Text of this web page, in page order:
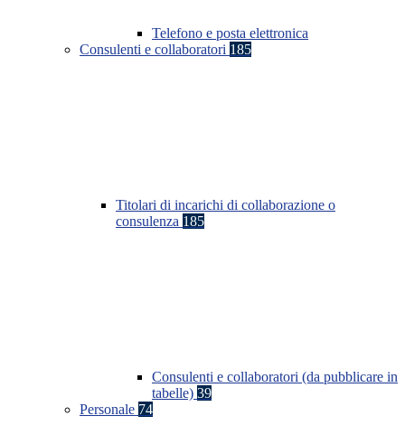
Telefono e posta elettronica
Consulenti e collaboratori 185
Titolari di incarichi di collaborazione o
consulenza 185
Consulenti e collaboratori (da pubblicare in
tabelle) 39
Personale 74